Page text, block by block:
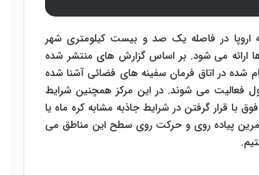
اروپا در فاصله یک صد و بیست کیلومتری شهر
می شود. بر اساس گزارش های منتشر شده
شده در اتاق فرمان سفینه های فضائی آشنا شده
فعالیت می شوند. در این مرکز همچنین شرایط
قرار گرفتن در شرایط جاذبه مشابه کره ماه یا
پیاده روی و حرکت روی سطح این مناطق می